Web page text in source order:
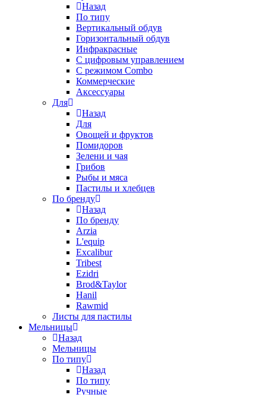
Назад
По типу
Вертикальный обдув
Горизонтальный обдув
Инфракрасные
С цифровым управлением
С режимом Combo
Коммерческие
Аксессуары
Для
Назад
Для
Овощей и фруктов
Помидоров
Зелени и чая
Грибов
Рыбы и мяса
Пастилы и хлебцев
По бренду
Назад
По бренду
Arzia
L'equip
Excalibur
Tribest
Ezidri
Brod&Taylor
Hanil
Rawmid
Листы для пастилы
Мельницы
Назад
Мельницы
По типу
Назад
По типу
Ручные